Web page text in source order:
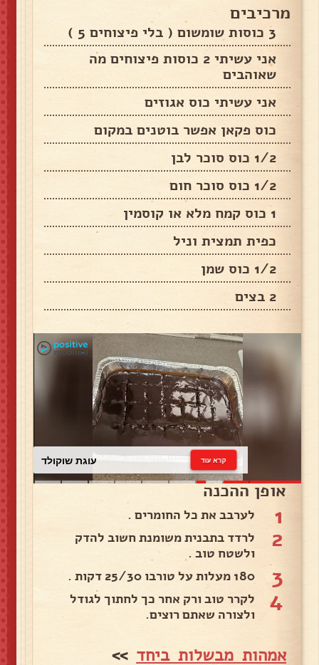
מרכיבים
3 כוסות שומשום ( בלי פיצוחים 5 )
אני עשיתי 2 כוסות פיצוחים מה
שאוהבים
אני עשיתי כוס אגוזים
כוס פקאן אפשר בוטנים במקום
1/2 כוס סוכר לבן
1/2 כוס סוכר חום
1 כוס קמח מלא או קוסמין
כפית תמצית וניל
1/2 כוס שמן
2 בצים
עוגת שוקולד קרא עוד
אופן ההכנה
1 לערבב את כל החומרים .
2
לרדד בתבנית משומנת חשוב להדק
ולשטח טוב .
3 180 מעלות על טורבו 25/30 דקות .
4
לקרר טוב ורק אחר כך לחתוך לגודל
ולצורה שאתם רוצים.
אמהות מבשלות ביחד >>